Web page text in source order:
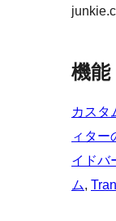
機能
カスタ
ィター
イドバ
ム,